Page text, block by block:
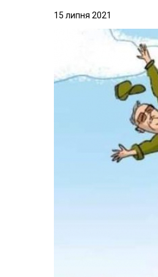
15 липня 2021